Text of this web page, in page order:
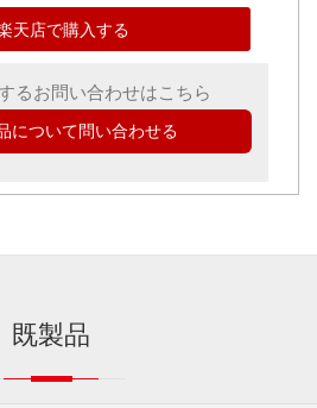
天店で購入する
るお問い合わせはこちら
について問い合わせる
既製品